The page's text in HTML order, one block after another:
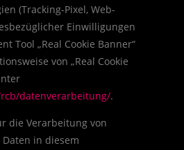
(Tracking-Pixel, Web-
Einwilligungen
Tool „Real Cookie Banner“
von „Real Cookie
datenverarbeitung/.
die Verarbeitung von
in diesem